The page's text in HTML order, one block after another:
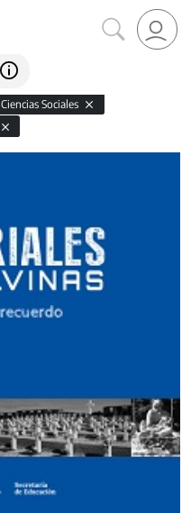
Ciencias Sociales